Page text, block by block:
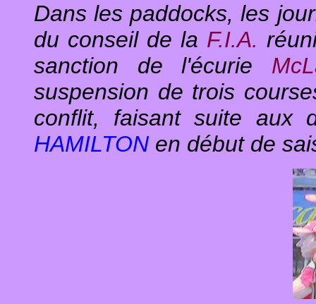
Dans les paddocks, les
du conseil de la F.I.A.
sanction de l'écurie
suspension de trois
conflit, faisant suite aux
HAMILTON en début de